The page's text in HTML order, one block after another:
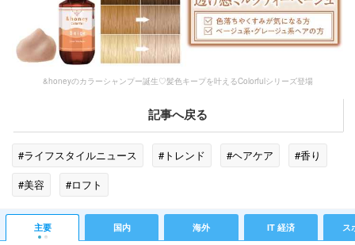
&honeyのカラーシャンプー誕生♡髪色キープを叶えるColorfulシリーズ登場
記事へ戻る
#ライフスタイルニュース #トレンド #ヘアケア
#香り
#美容
#ロフト
主要 国内 海外 IT 経済 ス